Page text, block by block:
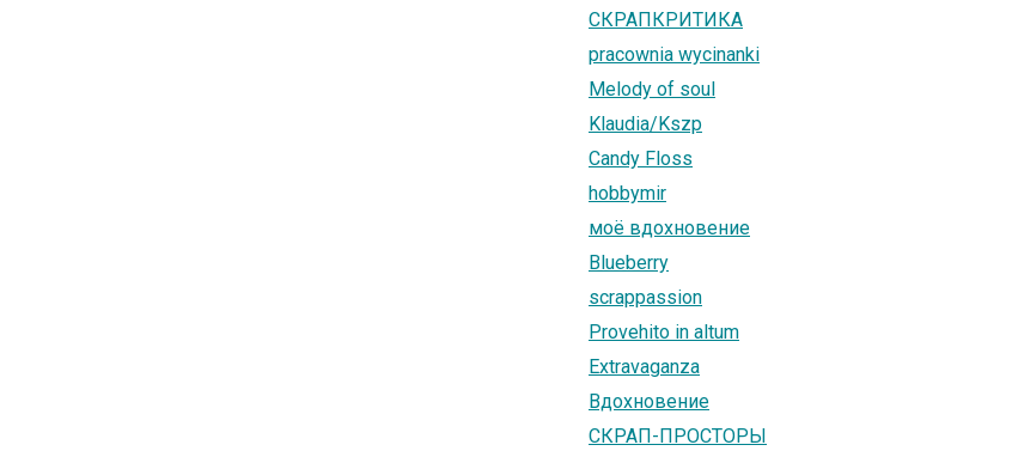
СКРАПКРИТИКА
pracownia wycinanki
Melody of soul
Klaudia/Kszp
Candy Floss
hobbymir
моё вдохновение
Blueberry
scrappassion
Provehito in altum
Extravaganza
Вдохновение
СКРАП-ПРОСТОРЫ